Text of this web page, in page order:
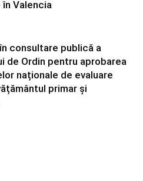
în Valencia
consultare publică a
de Ordin pentru aprobarea
naționale de evaluare
primar și